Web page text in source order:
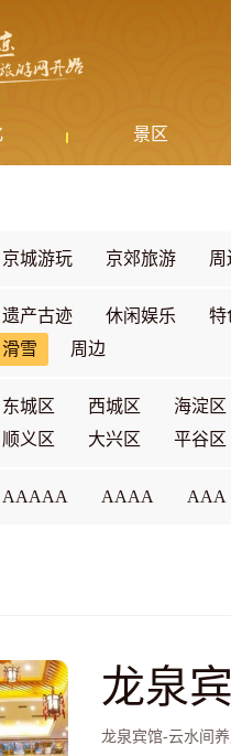
景区
京城游玩 京郊旅游 周
遗产古迹 休闲娱乐
特
滑雪
周边
东城区 西城区
海淀区
顺义区
大兴区 平谷区
AAAAA AAAA AAA
龙泉
龙泉宾馆-云水间